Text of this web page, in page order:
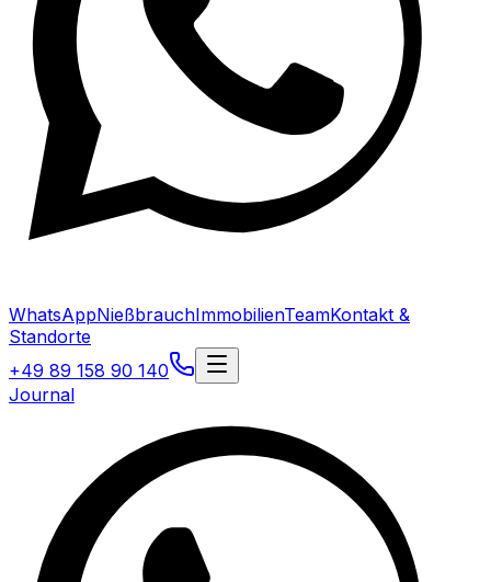
WhatsAppNießbrauchImmobilienTeamKontakt &
Standorte
+49 89 158 90 140
Journal